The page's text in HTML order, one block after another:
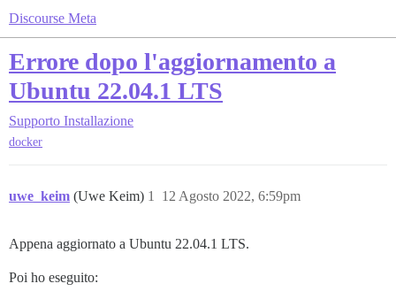
Discourse Meta
Errore dopo l'aggiornamento a
Ubuntu 22.04.1 LTS
Supporto Installazione
docker
uwe_keim (Uwe Keim) 12 Agosto 2022, 6:59pm
1
Appena aggiornato a Ubuntu 22.04.1 LTS.
Poi ho eseguito: